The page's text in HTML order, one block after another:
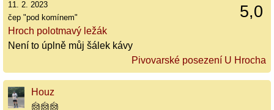
5,0
11. 2. 2023
čep "pod komínem"
Hroch polotmavý ležák
Není to úplně můj šálek kávy
Pivovarské posezení U Hrocha
Houz